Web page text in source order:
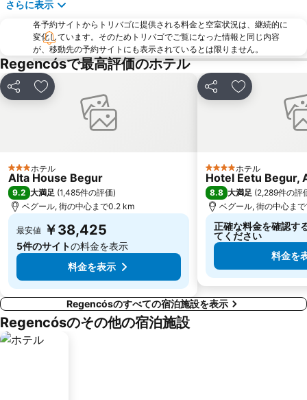
さらに表示
各予約サイトからトリバゴに提供される料金と空室状況は、継続的に
変化しています。そのためトリバゴでご覧になった情報と同じ内容
が、移動先の予約サイトにも表示されているとは限りません。
Regencósで最高評価のホテル
シェア お気に入りに追加
3 ホテルのランク
ホテル
Alta House Begur
9.2 大満足 (1,485件の評価)
ベグール, 街の中心まで0.2 km
最安値 ￥38,425
5件のサイトの料金を表示
料金を表示
シェア お気に入りに
4 ホテルのランク
ホテル
Hotel Eetu Begur,
8.8 大満足 (2,289件の評
ベグール, 街の中心ま
正確な料金を確認す
てください
料金を
Regencósのすべての宿泊施設を表示
Regencósのその他の宿泊施設